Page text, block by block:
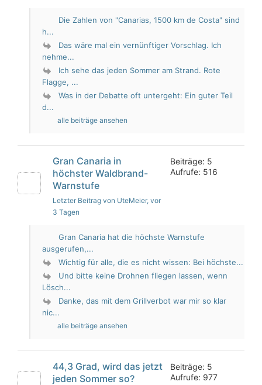
Die Zahlen von "Canarias, 1500 km de Costa" sind
h...
Das wäre mal ein vernünftiger Vorschlag. Ich
nehme...
Ich sehe das jeden Sommer am Strand. Rote
Flagge, ...
Was in der Debatte oft untergeht: Ein guter Teil
d...
alle beiträge ansehen
Gran Canaria in
höchster Waldbrand-
Warnstufe
Letzter Beitrag von UteMeier, vor
3 Tagen
Beiträge: 5
Aufrufe: 516
Gran Canaria hat die höchste Warnstufe
ausgerufen,...
Wichtig für alle, die es nicht wissen: Bei höchste...
Und bitte keine Drohnen fliegen lassen, wenn
Lösch...
Danke, das mit dem Grillverbot war mir so klar
nic...
alle beiträge ansehen
44,3 Grad, wird das jetzt
jeden Sommer so?
Beiträge: 5
Aufrufe: 977